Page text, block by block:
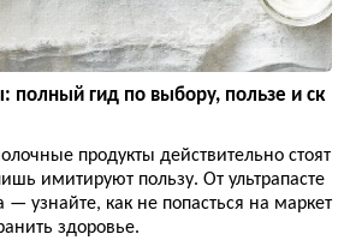
гид по выбору, пользе и ск
продукты действительно стоят
имитируют пользу. От ультрапасте
узнайте, как не попасться на маркет
здоровье.